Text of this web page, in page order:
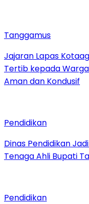
Tanggamus
Jajaran Lapas
Tertib kepada
Aman dan Kondusif
Pendidikan
Dinas Pendidikan
Tenaga Ahli Bupati
Pendidikan